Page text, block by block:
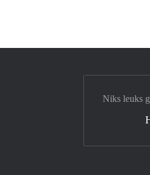
Niks leuks